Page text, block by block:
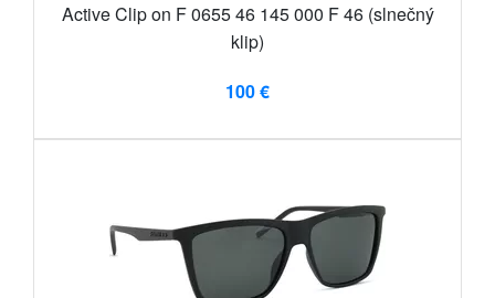
Active Clip on F 0655 46 145 000 F 46 (slnečný
klip)
100 €